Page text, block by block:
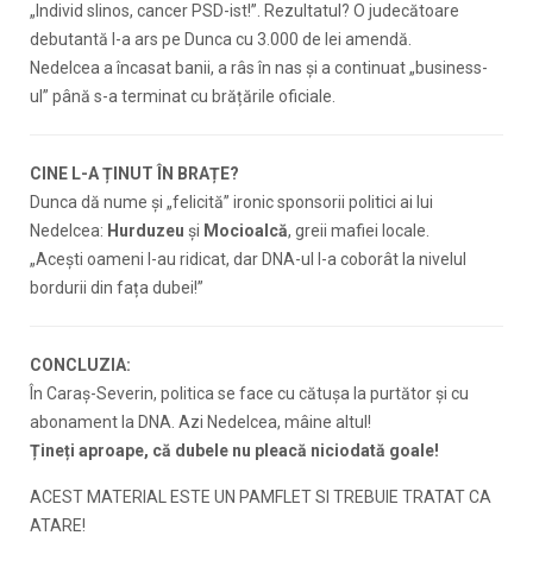
„Individ slinos, cancer PSD-ist!”. Rezultatul? O judecătoare
debutantă l-a ars pe Dunca cu 3.000 de lei amendă.
Nedelcea a încasat banii, a râs în nas și a continuat „business-
ul” până s-a terminat cu brățările oficiale.
CINE L-A ȚINUT ÎN BRAȚE?
Dunca dă nume și „felicită” ironic sponsorii politici ai lui
Nedelcea: Hurduzeu și Mocioalcă, greii mafiei locale.
„Acești oameni l-au ridicat, dar DNA-ul l-a coborât la nivelul
bordurii din fața dubei!”
CONCLUZIA:
În Caraș-Severin, politica se face cu cătușa la purtător și cu
abonament la DNA. Azi Nedelcea, mâine altul!
Țineți aproape, că dubele nu pleacă niciodată goale!
ACEST MATERIAL ESTE UN PAMFLET SI TREBUIE TRATAT CA
ATARE!